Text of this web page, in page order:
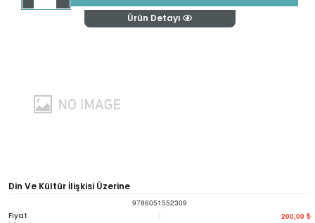
Ürün Detayı
Din Ve Kültür İlişkisi Üzerine
9786051552309
Fiyat : 200,00 ₺